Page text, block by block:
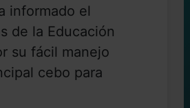
informado el
de la Educación
su fácil manejo
cebo para